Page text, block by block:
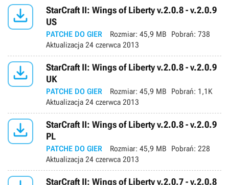

StarCraft II: Wings of Liberty v.2.0.8 - v.2.0.9
US
PATCHE DO GIER Rozmiar: 45,9 MB Pobrań: 738
Aktualizacja 24 czerwca 2013

StarCraft II: Wings of Liberty v.2.0.8 - v.2.0.9
UK
PATCHE DO GIER Rozmiar: 45,9 MB Pobrań: 1,1K
Aktualizacja 24 czerwca 2013

StarCraft II: Wings of Liberty v.2.0.8 - v.2.0.9
PL
PATCHE DO GIER Rozmiar: 45,9 MB Pobrań: 228
Aktualizacja 24 czerwca 2013
StarCraft II: Wings of Liberty v.2.0.7 - v.2.0.8